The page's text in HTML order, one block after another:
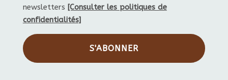
newsletters [Consulter les politiques de
confidentialités]
S'ABONNER